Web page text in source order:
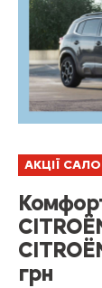
АКЦІЇ
грн